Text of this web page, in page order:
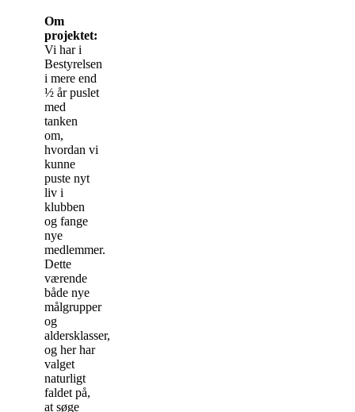
Om
projektet:
Vi har i
Bestyrelsen
i mere end
½ år puslet
med
tanken
om,
hvordan vi
kunne
puste nyt
liv i
klubben
og fange
nye
medlemmer.
Dette
værende
både nye
målgrupper
og
aldersklasser,
og her har
valget
naturligt
faldet på,
at søge